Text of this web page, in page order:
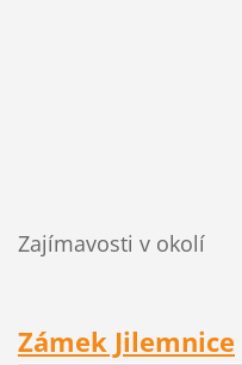
Zajímavosti v okolí
Zámek Jilemnice